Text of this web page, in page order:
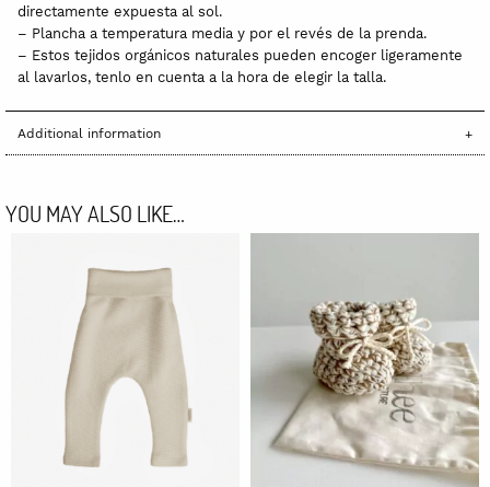
directamente expuesta al sol.
– Plancha a temperatura media y por el revés de la prenda.
– Estos tejidos orgánicos naturales pueden encoger ligeramente
al lavarlos, tenlo en cuenta a la hora de elegir la talla.
Additional information
YOU MAY ALSO LIKE…